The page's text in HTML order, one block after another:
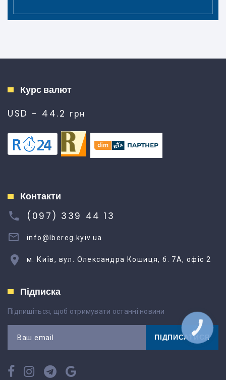
Курс валют
USD - 44.2 грн
Контакти
(097) 339 44 13
info@lbereg.kyiv.ua
м. Київ, вул. Олександра Кошиця, б. 7А, офіс 2
Підписка
Підпишіться, щоб отримувати останні новини
Ваш email ПІДПИСАТИСЯ
КНОПКА
ЗВ'ЯЗКУ